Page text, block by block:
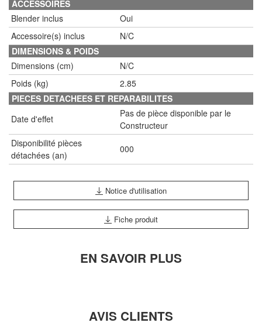
ACCESSOIRES
Blender inclus
Oui
Accessoire(s) inclus
N/C
DIMENSIONS & POIDS
Dimensions (cm)
N/C
Poids (kg)
2.85
PIECES DETACHEES ET REPARABILITES
Date d'effet
Pas de pièce disponible par le
Constructeur
Disponibilité pièces
détachées (an)
000
Notice d'utilisation
Fiche produit
EN SAVOIR PLUS
AVIS CLIENTS